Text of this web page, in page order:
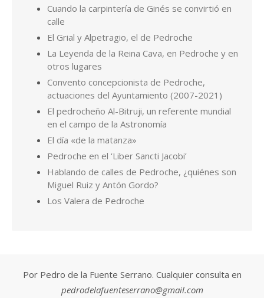
Cuando la carpintería de Ginés se convirtió en
calle
El Grial y Alpetragio, el de Pedroche
La Leyenda de la Reina Cava, en Pedroche y en
otros lugares
Convento concepcionista de Pedroche,
actuaciones del Ayuntamiento (2007-2021)
El pedrocheño Al-Bitruji, un referente mundial
en el campo de la Astronomía
El día «de la matanza»
Pedroche en el ‘Liber Sancti Jacobi’
Hablando de calles de Pedroche, ¿quiénes son
Miguel Ruiz y Antón Gordo?
Los Valera de Pedroche
Por Pedro de la Fuente Serrano. Cualquier consulta en
pedrodelafuenteserrano@gmail.com